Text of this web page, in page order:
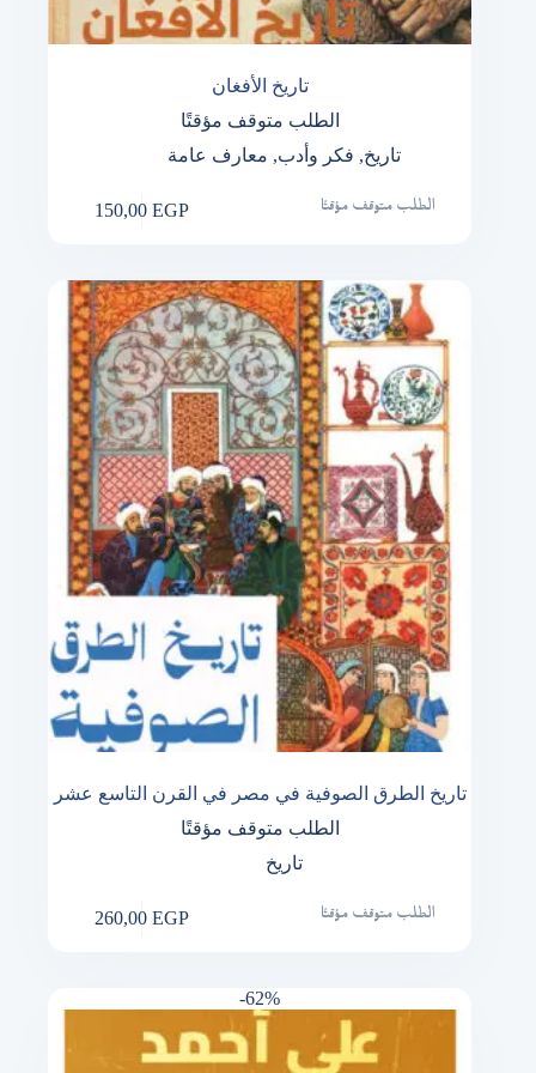
تاريخ الأفغان
الطلب متوقف مؤقتًا
تاريخ, فكر وأدب, معارف عامة
150,00EGP الطلب متوقف مؤقتًا
تاريخ الطرق الصوفية في مصر في القرن التاسع عشر
الطلب متوقف مؤقتًا
تاريخ
260,00EGP الطلب متوقف مؤقتًا
-62%